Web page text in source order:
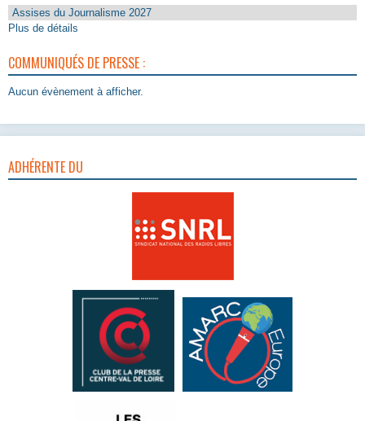
Assises du Journalisme 2027
Plus de détails
COMMUNIQUÉS DE PRESSE :
Aucun évènement à afficher.
ADHÉRENTE DU